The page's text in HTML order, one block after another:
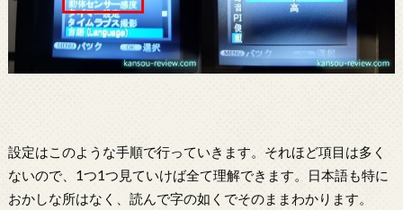
設定はこのような手順で行っていきます。それほど項目は多く
ないので、1つ1つ見ていけば全て理解できます。日本語も特に
おかしな所はなく、読んで字の如くでそのままわかります。